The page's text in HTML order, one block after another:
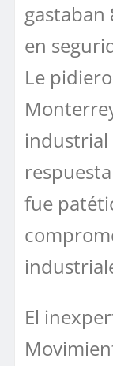
gastaban
en
Le
industrial
fue
El